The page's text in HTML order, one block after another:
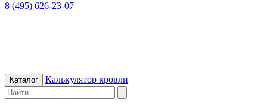
8 (495) 626-23-07
Каталог Калькулятор кровли